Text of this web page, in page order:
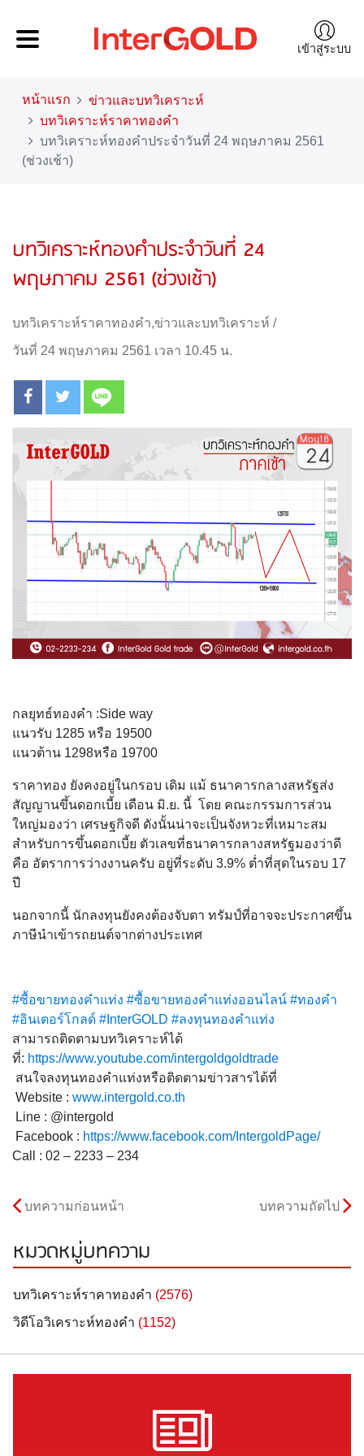
เข้าสู่ระบบ
หน้าแรก
ข่าวและบทวิเคราะห์
บทวิเคราะห์ราคาทองคำ
บทวิเคราะห์ทองคำประจำวันที่ 24 พฤษภาคม 2561
(ช่วงเช้า)
บทวิเคราะห์ทองคำประจำวันที่ 24
พฤษภาคม 2561 (ช่วงเช้า)
บทวิเคราะห์ราคาทองคำ,ข่าวและบทวิเคราะห์ /
วันที่ 24 พฤษภาคม 2561 เวลา 10.45 น.
กลยุทธ์ทองคำ :Side way
แนวรับ 1285 หรือ 19500
แนวต้าน 1298หรือ 19700
ราคาทอง ยังคงอยู่ในกรอบ เดิม แม้ ธนาคารกลางสหรัฐ​ส่ง
สัญญานขึ้นดอกเบี้ย เดือน มิ.ย. นี้ โดย คณะกรรมการส่วน
ใหญ่มองว่า เศรษฐกิจดี ดังนั้นน่าจะเป็นจังหวะที่เหมาะสม
สำหรับการขึ้นดอกเบี้ย ตัวเลขที่ธนาคารกลางสหรัฐมองว่าดี
คือ อัตราการว่างงานครับ อยู่ที่ระดับ 3.9% ต่ำที่สุดในรอบ 17
ปี
นอกจากนี้ นักลงทุนยังคงต้องจับตา ทรัมป์ที่อาจจะประกาศขึ้น
ภาษีนำเข้ารถยนต์จากต่างประเทศ
#ซื้อขายทองคำแท่ง #ซื้อขายทองคำแท่งออนไลน์ #ทองคำ
#อินเตอร์โกลด์ #InterGOLD #ลงทุนทองคำแท่ง
สามารถติดตามบทวิเคราะห์ได้
ที่: https://www.youtube.com/intergoldgoldtrade
สนใจลงทุนทองคำแท่งหรือติดตามข่าวสารได้ที่
Website : www.intergold.co.th
Line : @intergold
Facebook : https://www.facebook.com/IntergoldPage/
Call : 02 – 2233 – 234
บทความก่อนหน้า บทความถัดไป
หมวดหมู่บทความ
บทวิเคราะห์ราคาทองคำ (2576)
วิดีโอวิเคราะห์ทองคำ (1152)